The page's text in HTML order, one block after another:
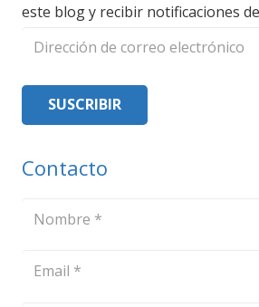
este blog y recibir notificaciones
correo
electrónico
SUSCRIBIR
Contacto